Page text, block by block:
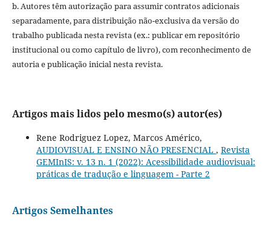
b. Autores têm autorização para assumir contratos adicionais
separadamente, para distribuição não-exclusiva da versão do
trabalho publicada nesta revista (ex.: publicar em repositório
institucional ou como capítulo de livro), com reconhecimento de
autoria e publicação inicial nesta revista.
Artigos mais lidos pelo mesmo(s) autor(es)
Rene Rodriguez Lopez, Marcos Américo,
AUDIOVISUAL E ENSINO NÃO PRESENCIAL , Revista
GEMInIS: v. 13 n. 1 (2022): Acessibilidade audiovisual:
práticas de tradução e linguagem - Parte 2
Artigos Semelhantes